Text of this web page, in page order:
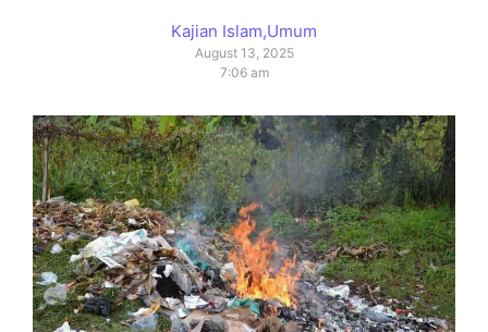
Kajian Islam,Umum
August 13, 2025
7:06 am